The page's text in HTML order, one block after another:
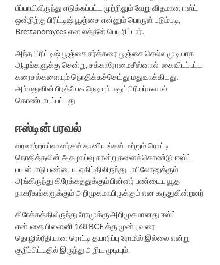
பீப்பாயிலிருந்து எடுக்கப்பட்ட முற்றிலும் வேறு விதமான ஈஸ்ட்
ஒன்றிற்கு பிரிட்டிஷ் பூஞ்சை என்னும் பொருள் படும்படி,
Brettanomyces என லத்தீன் பெயரிட்டார்.
அந்த பிரிட்டிஷ் பூஞ்சை சர்க்கரை பூஞ்சை செல்ல முடியாத
ஆழங்களுக்கு சென்று, சக்காரோமைசீஸ்னால் கைவிடப்பட்ட
கரைசல்களையும் நொதிக்கச்செய்து மதுவாக்கியது.
அம்மதுவின் பிரத்யேக நெடியும் மதுப்பிரியர்களால்
கொண்டாடப்பட்டது
ஈஸ்டின் பரவல்
வரலாற்றாய்வாளர்கள் தானியங்கள் மற்றும் ரொட்டி
நொதித்தலின் அகழாய்வு சான்றுகளைக்கொண்டு ஈஸ்ட்
பயன்பாடு பண்டைய எகிப்திலிருந்து பாபிலோனுக்கும்
அங்கிருந்து கிரேக்கத்துக்கும் பின்னர் பண்டைய யூத
நாகரீகங்களுக்கும் அறிமுகமாயிருக்கும் என கருதுகின்றனர்
கிரேக்கத்திலிருந்து ரோமுக்கு அறிமுகமானது ஈஸ்ட்
என்பதை பிளைனி 168 BCE க்கு முன்பு வரை
தொழில்ரீதியான ரொட்டி தயாரிப்பு ரோமில் இல்லை என்று
குறிப்பிட்டதில் இருந்து அறிய முடியும்.